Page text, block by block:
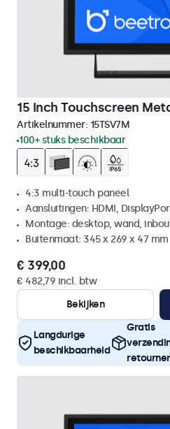
15 Inch Touchscreen
Artikelnummer: 15TSV7M
100+ stuks beschikbaar
4:3 multi-touch paneel
Aansluitingen: HDMI,
Montage: desktop, wand,
Buitenmaat: 345 x 269 x 47 mm
€ 399,00
€ 482,79 incl. btw
Bekijken
Langdurige
beschikbaarheid
Gratis